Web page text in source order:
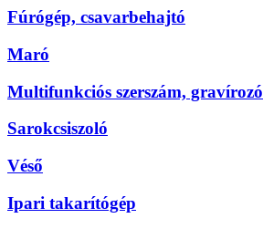
Fúrógép, csavarbehajtó
Maró
Multifunkciós szerszám, gravírozó
Sarokcsiszoló
Véső
Ipari takarítógép